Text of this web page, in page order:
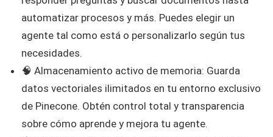
automatizar procesos y más. Puedes elegir un
agente tal como está o personalizarlo según tus
necesidades.
🧠 Almacenamiento activo de memoria: Guarda
datos vectoriales ilimitados en tu entorno exclusivo
de Pinecone. Obtén control total y transparencia
sobre cómo aprende y mejora tu agente.